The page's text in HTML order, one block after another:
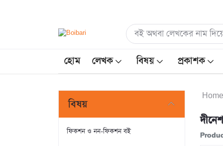
হোম লেখক বিষয় প্রকাশক
বিষয়
ফিকশন ও নন-ফিকশন বই
Home